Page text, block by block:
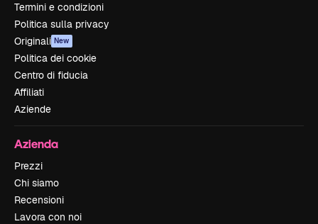
Termini e condizioni
Politica sulla privacy
Originali New
Politica dei cookie
Centro di fiducia
Affiliati
Aziende
Azienda
Prezzi
Chi siamo
Recensioni
Lavora con noi